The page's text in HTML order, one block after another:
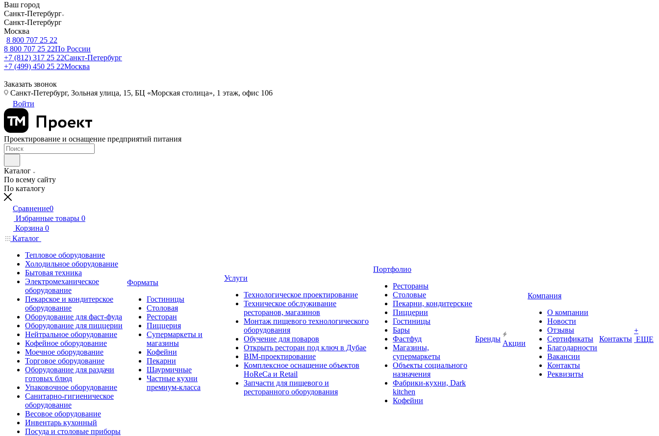
Ваш город
Санкт-Петербург
Санкт-Петербург
Москва
8 800 707 25 22
8 800 707 25 22По России
+7 (812) 317 25 22Санкт-Петербург
+7 (499) 450 25 22Москва
Заказать звонок
Санкт-Петербург, Зольная улица, 15, БЦ «Морская столица», 1 этаж, офис 106
Войти
Проектирование и оснащение предприятий питания
Каталог
По всему сайту
По каталогу
Сравнение0
Избранные товары 0
Корзина 0
Каталог
Тепловое оборудование
Холодильное оборудование
Бытовая техника
Электромеханическое
оборудование
Пекарское и кондитерское
оборудование
Оборудование для фаст-фуда
Оборудование для пиццерии
Нейтральное оборудование
Кофейное оборудование
Моечное оборудование
Торговое оборудование
Оборудование для раздачи
готовых блюд
Упаковочное оборудование
Санитарно-гигиеническое
оборудование
Весовое оборудование
Инвентарь кухонный
Посуда и столовые приборы
Форматы
Гостиницы
Столовая
Ресторан
Пиццерия
Супермаркеты и
магазины
Кофейни
Пекарни
Шаурмичные
Частные кухни
премиум-класса
Услуги
Технологическое проектирование
Техническое обслуживание
ресторанов, магазинов
Монтаж пищевого технологического
оборудования
Обучение для поваров
Открыть ресторан под ключ в Дубае
BIM-проектирование
Комплексное оснащение объектов
HoReCa и Retail
Запчасти для пищевого и
ресторанного оборудования
Портфолио
Рестораны
Столовые
Пекарни, кондитерские
Пиццерии
Гостиницы
Бары
Фастфуд
Магазины,
супермаркеты
Объекты социального
назначения
Фабрики-кухни, Dark
kitchen
Кофейни
Бренды
Акции
Компания
О компании
Новости
Отзывы
Сертификаты
Благодарности
Вакансии
Контакты
Реквизиты
Контакты
+
ЕЩЕ